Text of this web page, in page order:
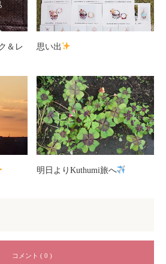
＆レ
思い出
明日よりKuthumi旅へ
コメント ( 0 )